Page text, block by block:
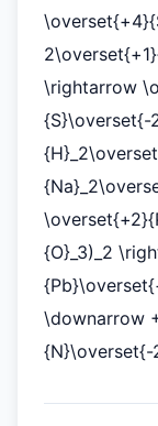
\rightarrow
{S}\overset{-
{O}_3)_2
\downarrow
{N}\overset{-